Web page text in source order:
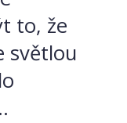
to, že
světlou